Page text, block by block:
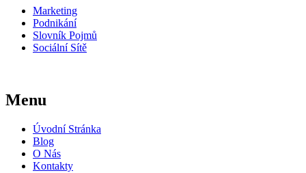
Marketing
Podnikání
Slovník Pojmů
Sociální Sítě
Menu
Úvodní Stránka
Blog
O Nás
Kontakty